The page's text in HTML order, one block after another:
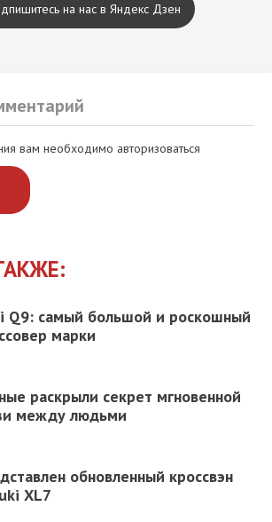
на нас в Яндекс Дзен
вам необходимо авторизоваться
Q9: самый большой и роскошный
марки
раскрыли секрет мгновенной
между людьми
обновленный кроссвэн
XL7